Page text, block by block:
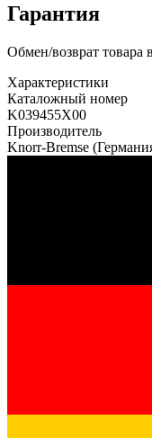
Гарантия
Обмен/возврат товара
Характеристики
Каталожный номер
K039455X00
Производитель
Knorr-Bremse